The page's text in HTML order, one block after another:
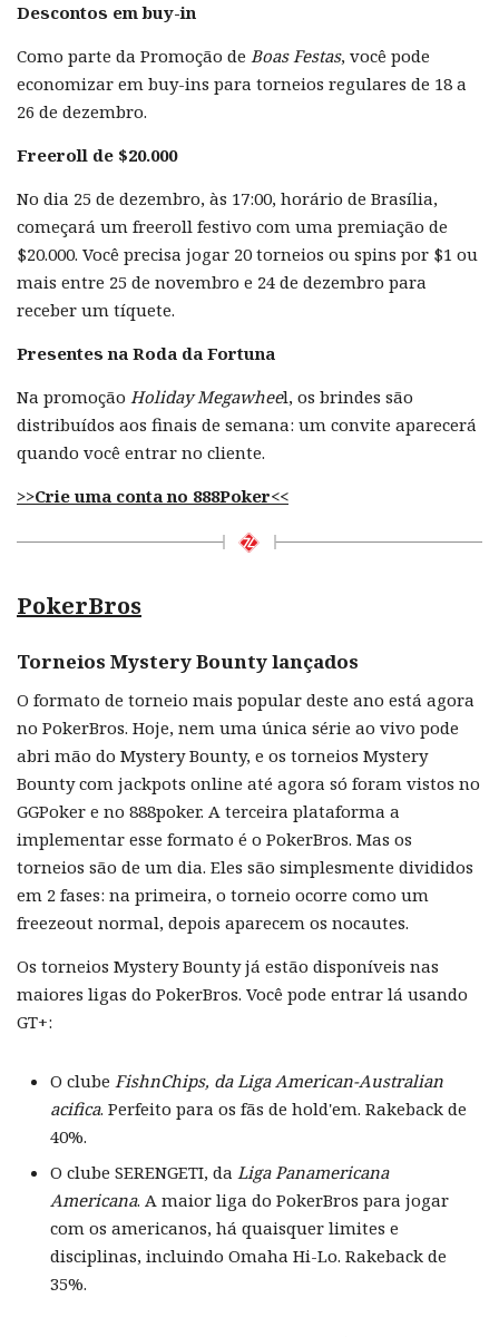
Descontos em buy-in
Como parte da Promoção de Boas Festas, você pode
economizar em buy-ins para torneios regulares de 18 a
26 de dezembro.
Freeroll de $20.000
No dia 25 de dezembro, às 17:00, horário de Brasília,
começará um freeroll festivo com uma premiação de
$20.000. Você precisa jogar 20 torneios ou spins por $1 ou
mais entre 25 de novembro e 24 de dezembro para
receber um tíquete.
Presentes na Roda da Fortuna
Na promoção Holiday Megawheel, os brindes são
distribuídos aos finais de semana: um convite aparecerá
quando você entrar no cliente.
>>Crie uma conta no 888Poker<<
PokerBros
Torneios Mystery Bounty lançados
O formato de torneio mais popular deste ano está agora
no PokerBros. Hoje, nem uma única série ao vivo pode
abri mão do Mystery Bounty, e os torneios Mystery
Bounty com jackpots online até agora só foram vistos no
GGPoker e no 888poker. A terceira plataforma a
implementar esse formato é o PokerBros. Mas os
torneios são de um dia. Eles são simplesmente divididos
em 2 fases: na primeira, o torneio ocorre como um
freezeout normal, depois aparecem os nocautes.
Os torneios Mystery Bounty já estão disponíveis nas
maiores ligas do PokerBros. Você pode entrar lá usando
GT+:
O clube FishnChips, da Liga American-Australian
acifica. Perfeito para os fãs de hold'em. Rakeback de
40%.
O clube SERENGETI, da Liga Panamericana
Americana. A maior liga do PokerBros para jogar
com os americanos, há quaisquer limites e
disciplinas, incluindo Omaha Hi-Lo. Rakeback de
35%.